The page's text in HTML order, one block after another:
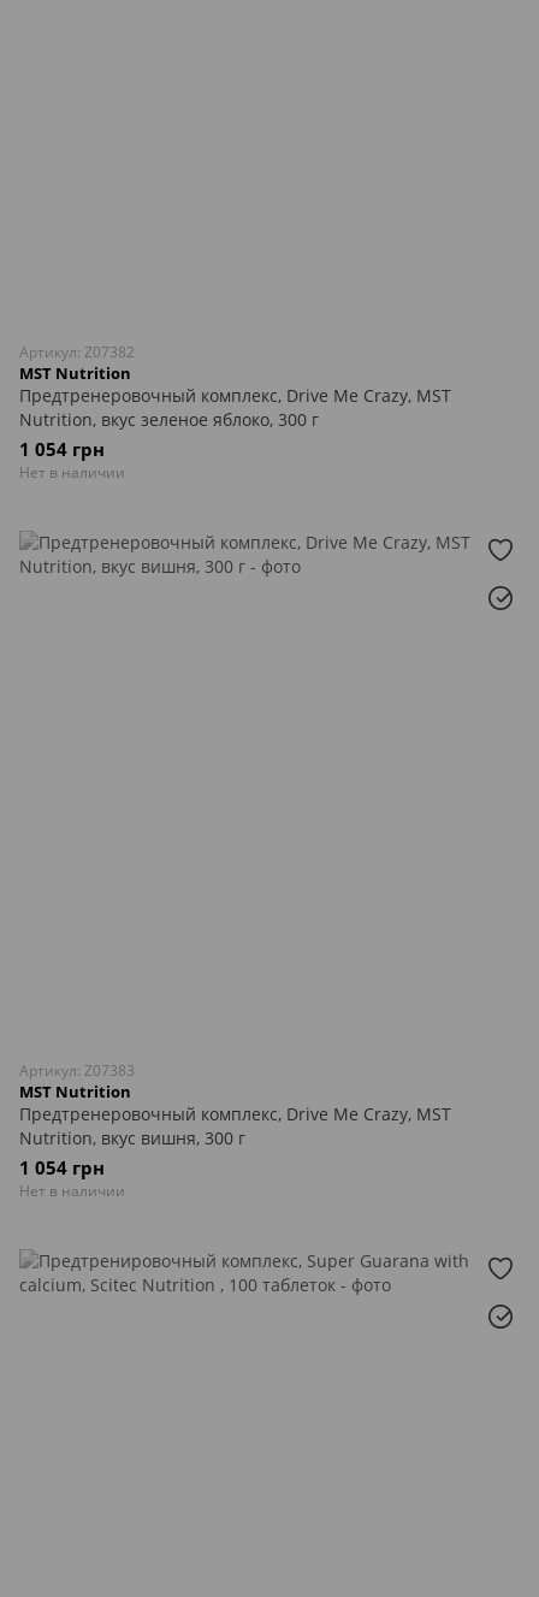
Артикул: Z07382
MST Nutrition
Предтренеровочный комплекс, Drive Me Crazy, MST
Nutrition, вкус зеленое яблоко, 300 г
1 054 грн
Нет в наличии
Артикул: Z07383
MST Nutrition
Предтренеровочный комплекс, Drive Me Crazy, MST
Nutrition, вкус вишня, 300 г
1 054 грн
Нет в наличии